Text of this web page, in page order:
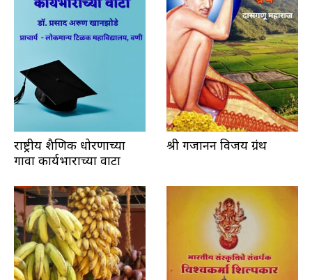
राष्ट्रीय शैक्षणिक धोरणाच्या
गावा कार्यभाराच्या वाटा
श्री गजानन विजय ग्रंथ